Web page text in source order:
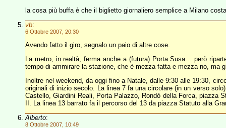
la cosa più buffa è che il biglietto giornaliero semplice a Milano
vb:
6 Ottobre 2007, 20:30
Avendo fatto il giro, segnalo un paio di altre cose.
La metro, in realtà, ferma anche a (futura) Porta Susa… però
tempo di ammirare la stazione, che è mezza fatta e mezza no, ma
Inoltre nel weekend, da oggi fino a Natale, dalle 9:30 alle 19:30,
originali di inizio secolo. La linea 7 fa una circolare (in un verso
Castello, Giardini Reali, Porta Palazzo, Rondò della Forca, piazza
II. La linea 13 barrato fa il percorso del 13 da piazza Statuto alla
Alberto:
8 Ottobre 2007, 10:49